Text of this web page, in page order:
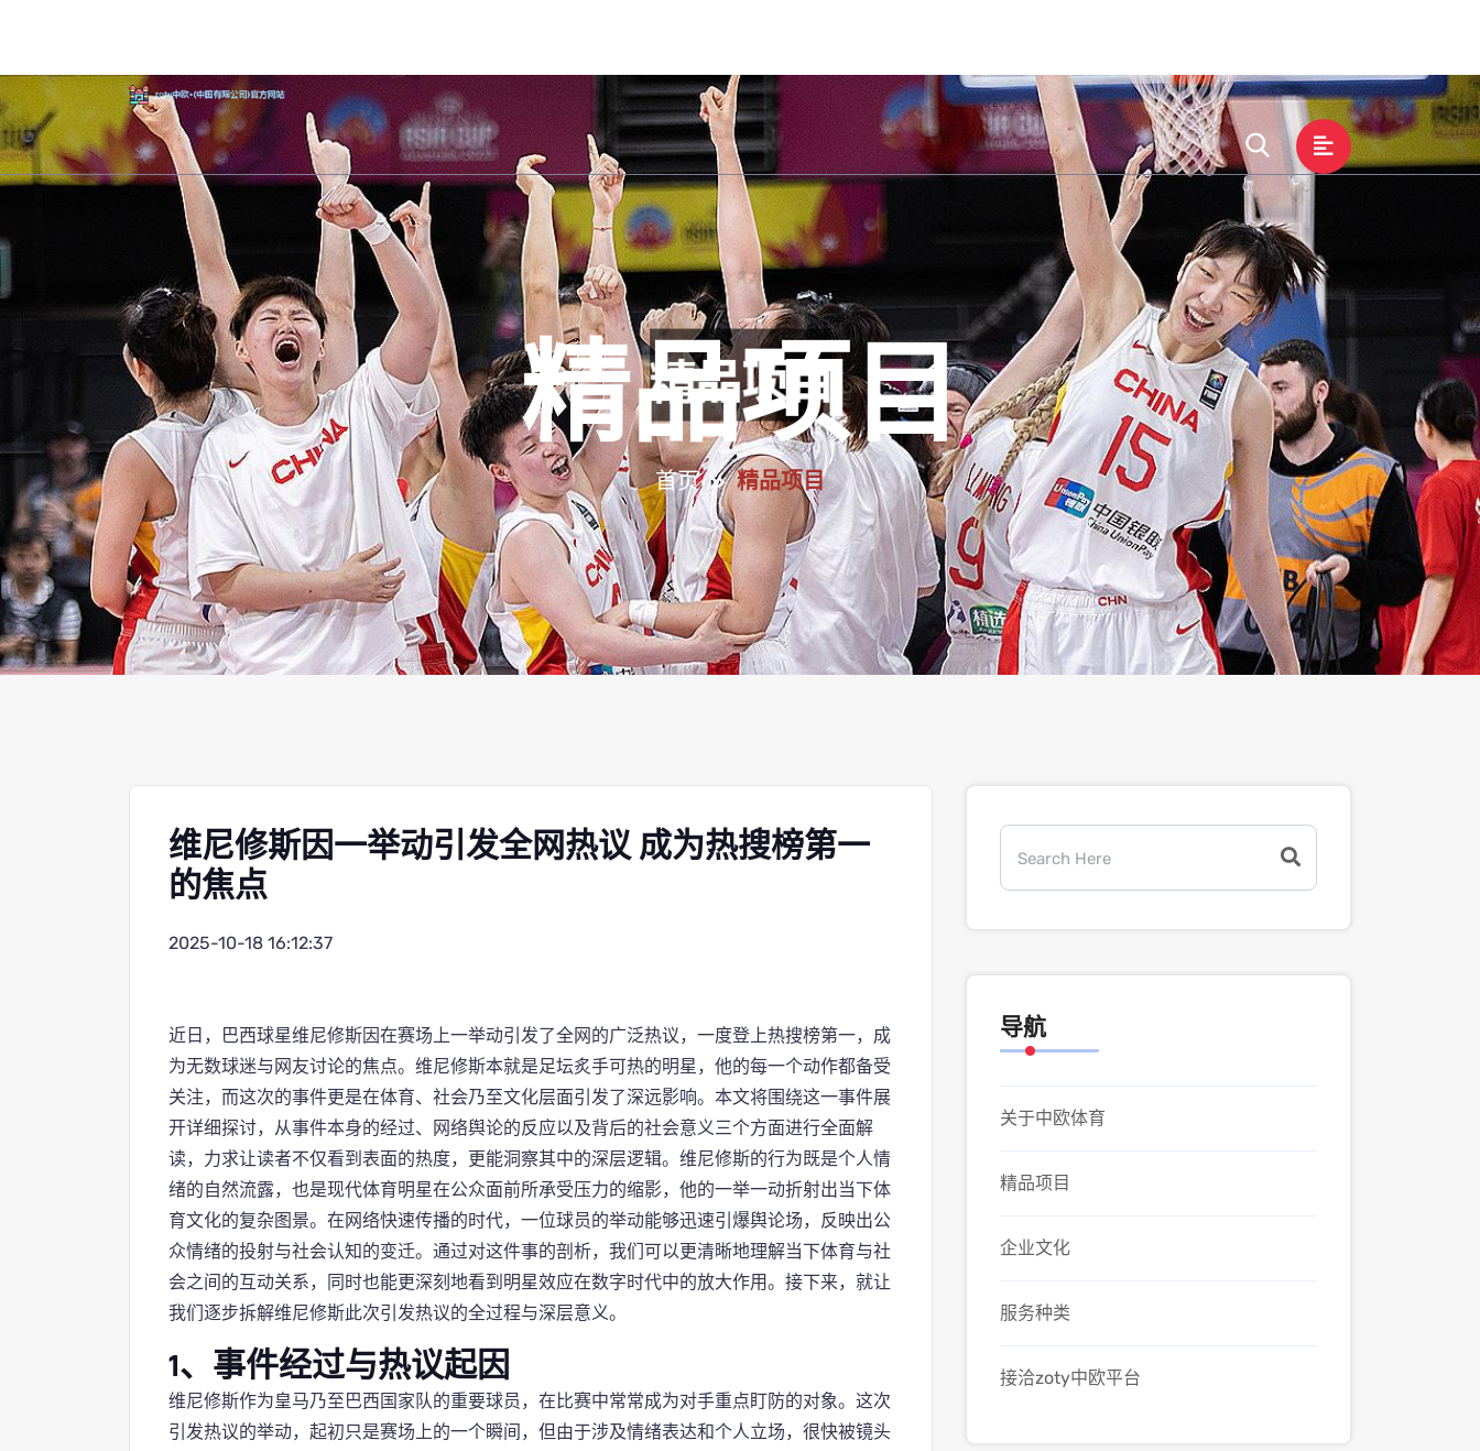
精品项目
首页 精品项目
维尼修斯因一举动引发全网热议 成为热搜榜第一
的焦点
2025-10-18 16:12:37
近日，巴西球星维尼修斯因在赛场上一举动引发了全网的广泛热议，一度登上热搜榜第一，成
为无数球迷与网友讨论的焦点。维尼修斯本就是足坛炙手可热的明星，他的每一个动作都备受
关注，而这次的事件更是在体育、社会乃至文化层面引发了深远影响。本文将围绕这一事件展
开详细探讨，从事件本身的经过、网络舆论的反应以及背后的社会意义三个方面进行全面解
读，力求让读者不仅看到表面的热度，更能洞察其中的深层逻辑。维尼修斯的行为既是个人情
绪的自然流露，也是现代体育明星在公众面前所承受压力的缩影，他的一举一动折射出当下体
育文化的复杂图景。在网络快速传播的时代，一位球员的举动能够迅速引爆舆论场，反映出公
众情绪的投射与社会认知的变迁。通过对这件事的剖析，我们可以更清晰地理解当下体育与社
会之间的互动关系，同时也能更深刻地看到明星效应在数字时代中的放大作用。接下来，就让
我们逐步拆解维尼修斯此次引发热议的全过程与深层意义。
1、事件经过与热议起因
维尼修斯作为皇马乃至巴西国家队的重要球员，在比赛中常常成为对手重点盯防的对象。这次
引发热议的举动，起初只是赛场上的一个瞬间，但由于涉及情绪表达和个人立场，很快被镜头
导航
关于中欧体育
精品项目
企业文化
服务种类
接洽zoty中欧平台